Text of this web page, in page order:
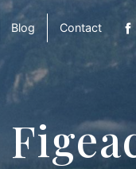
Blog Contact